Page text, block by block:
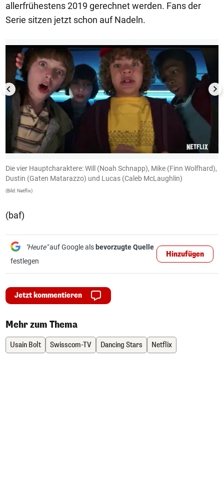
allerfrühestens 2019 gerechnet werden. Fans der
Serie sitzen jetzt schon auf Nadeln.
1/7
Die vier Hauptcharaktere: Will (Noah Schnapp), Mike (Finn Wolfhard),
Dustin (Gaten Matarazzo) und Lucas (Caleb McLaughlin)
(Bild: Netflix)
(baf)
"Heute"auf Google als bevorzugte Quelle
festlegen
Hinzufügen
Jetzt kommentieren
Mehr zum Thema
Usain Bolt Swisscom-TV Dancing Stars Netflix